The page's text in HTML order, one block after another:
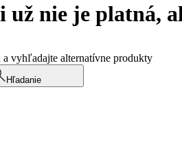
už nie je platná,
a vyhľadajte alternatívne produkty
Hľadanie